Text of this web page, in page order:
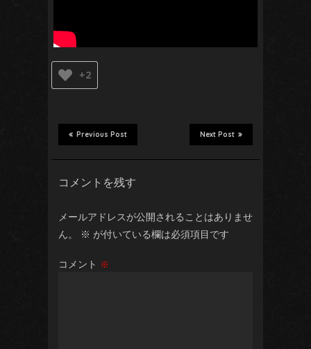
+2
Next Post
Previous Post
コメントを残す
メールアドレスが公開されることはありませ
ん。
※ が付いている欄は必須項目です
コメント ※